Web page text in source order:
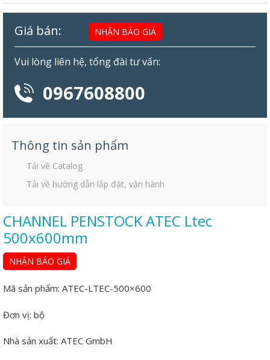
Giá bán: NHẬN BÁO GIÁ
Vui lòng liên hệ, tổng đài tư vấn:
0967608800
Thông tin sản phẩm
Tải về Catalog
Tải về hướng dẫn lắp đặt, vận hành
CHANNEL PENSTOCK ATEC Ltec
500x600mm
NHẬN BÁO GIÁ
Mã sản phẩm: ATEC-LTEC-500×600
Đơn vị: bộ
Nhà sản xuất: ATEC GmbH